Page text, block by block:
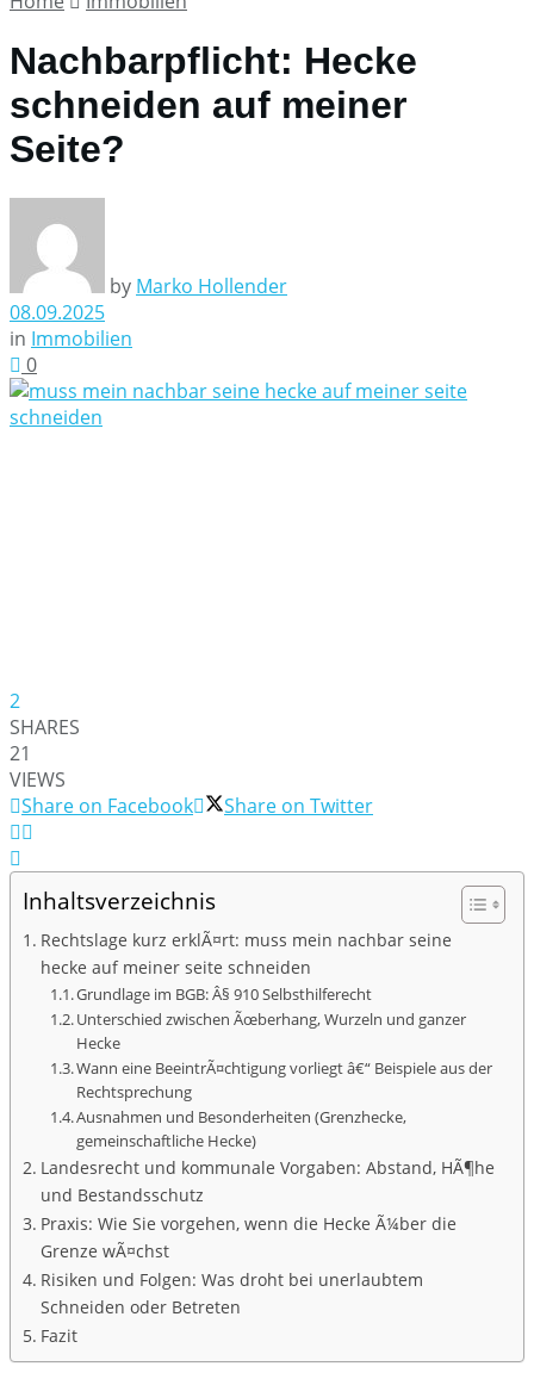
Nachbarpflicht: Hecke
schneiden auf meiner
Seite?
by Marko Hollender
08.09.2025
in Immobilien
0
2
SHARES
21
VIEWS
Share on Facebook
Share on Twitter
Inhaltsverzeichnis
Rechtslage kurz erklÃ¤rt: muss mein nachbar seine
hecke auf meiner seite schneiden
Grundlage im BGB: Â§ 910 Selbsthilferecht
Unterschied zwischen Ãœberhang, Wurzeln und ganzer
Hecke
Wann eine BeeintrÃ¤chtigung vorliegt â€“ Beispiele aus der
Rechtsprechung
Ausnahmen und Besonderheiten (Grenzhecke,
gemeinschaftliche Hecke)
Landesrecht und kommunale Vorgaben: Abstand, HÃ¶he
und Bestandsschutz
Praxis: Wie Sie vorgehen, wenn die Hecke Ã¼ber die
Grenze wÃ¤chst
Risiken und Folgen: Was droht bei unerlaubtem
Schneiden oder Betreten
Fazit